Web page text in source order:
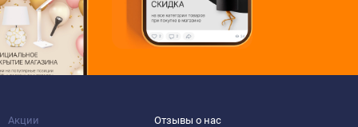
Акции
Отзывы о нас